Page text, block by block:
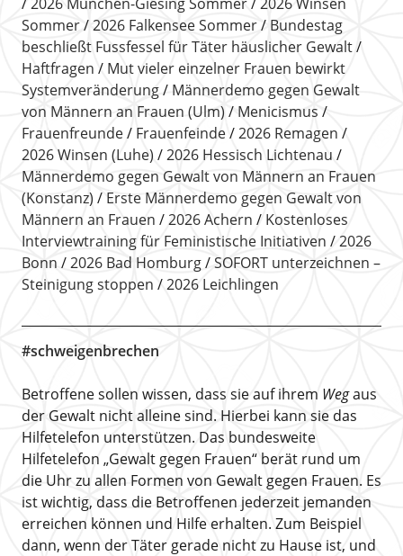
Sommer
2026 Falkensee Sommer
Bundestag
beschließt Fussfessel für Täter häuslicher Gewalt
Haftfragen
Mut vieler einzelner Frauen bewirkt
Systemveränderung
Männerdemo gegen Gewalt
von Männern an Frauen (Ulm)
Menicismus
Frauenfreunde
Frauenfeinde
2026 Remagen
2026 Winsen (Luhe)
2026 Hessisch Lichtenau
Männerdemo gegen Gewalt von Männern an Frauen
(Konstanz)
Erste Männerdemo gegen Gewalt von
Männern an Frauen
2026 Achern
Kostenloses
Interviewtraining für Feministische Initiativen
2026
Bonn
2026 Bad Homburg
SOFORT unterzeichnen –
Steinigung stoppen
2026 Leichlingen
#schweigenbrechen
Betroffene sollen wissen, dass sie auf ihrem Wegaus
der Gewalt nicht alleine sind. Hierbei kann sie das
Hilfetelefon unterstützen. Das bundesweite
Hilfetelefon „Gewalt gegen Frauen“ berät rund um
die Uhr zu allen Formen von Gewalt gegen Frauen. Es
ist wichtig, dass die Betroffenen jederzeit jemanden
erreichen können und Hilfe erhalten. Zum Beispiel
dann, wenn der Täter gerade nicht zu Hause ist, und